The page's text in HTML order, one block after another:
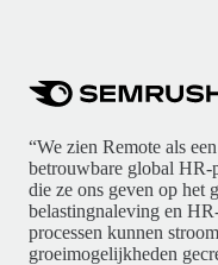
“We zien Remote als
betrouwbare global HR-
die ze ons geven op het
belastingnaleving en
processen kunnen
groeimogelijkheden